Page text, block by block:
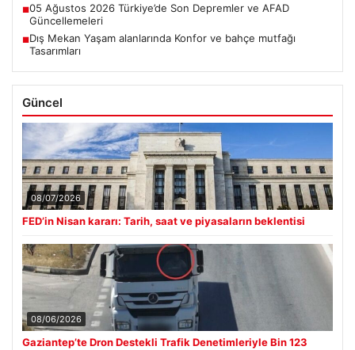
■05 Ağustos 2026 Türkiye’de Son Depremler ve AFAD
Güncellemeleri
■Dış Mekan Yaşam alanlarında Konfor ve bahçe mutfağı
Tasarımları
Güncel
08/07/2026
FED’in Nisan kararı: Tarih, saat ve piyasaların beklentisi
08/06/2026
Gaziantep’te Dron Destekli Trafik Denetimleriyle Bin 123